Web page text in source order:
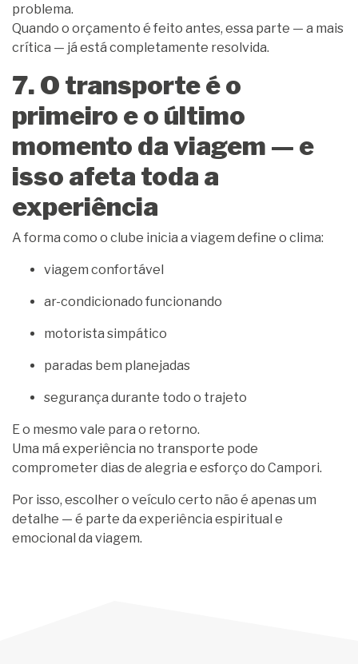
problema.
Quando o orçamento é feito antes, essa parte — a mais
crítica — já está completamente resolvida.
7. O transporte é o
primeiro e o último
momento da viagem — e
isso afeta toda a
experiência
A forma como o clube inicia a viagem define o clima:
viagem confortável
ar-condicionado funcionando
motorista simpático
paradas bem planejadas
segurança durante todo o trajeto
E o mesmo vale para o retorno.
Uma má experiência no transporte pode
comprometer dias de alegria e esforço do Campori.
Por isso, escolher o veículo certo não é apenas um
detalhe — é parte da experiência espiritual e
emocional da viagem.